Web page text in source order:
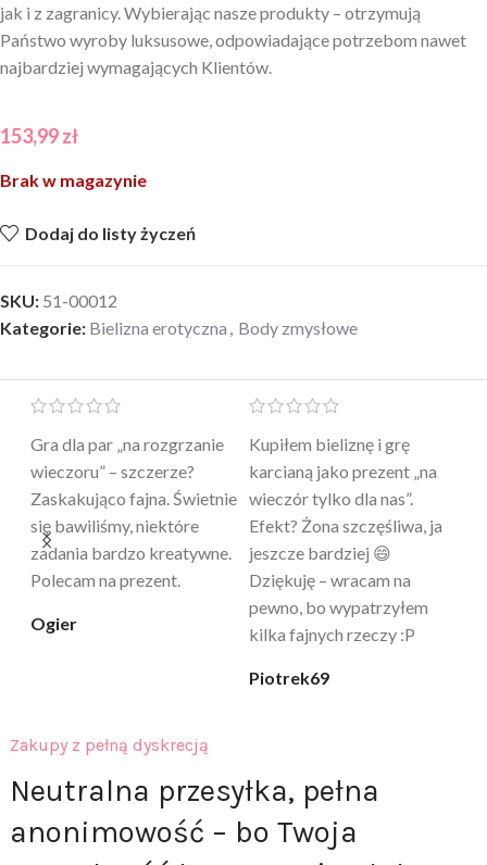
jak i z zagranicy. Wybierając nasze produkty – otrzymują
Państwo wyroby luksusowe, odpowiadające potrzebom nawet
najbardziej wymagających Klientów.
153,99zł
Brak w magazynie
Dodaj do listy życzeń
SKU: 51-00012
Kategorie: Bielizna erotyczna , Body zmysłowe
Mini masażer jest…
genialny. Cichy, poręczny,
skuteczny. Myślałam, że to
tylko „zabawka”, a tu
proszę – uzależnia 😅
cicha_niespodzianka
Ten żel intymny to był
strzał w 10 – nie tylko
poprawia komfort, ale też
daje przyjemne uczucie
ciepła. Nie uczula, bez
zapachu. Kupuję już 3 raz i
na pewno nie raz kupie
klaudia_xx
Neutralna przesyłka, pełna
anonimowość – bo Twoja
prywatność to nasz priorytet.